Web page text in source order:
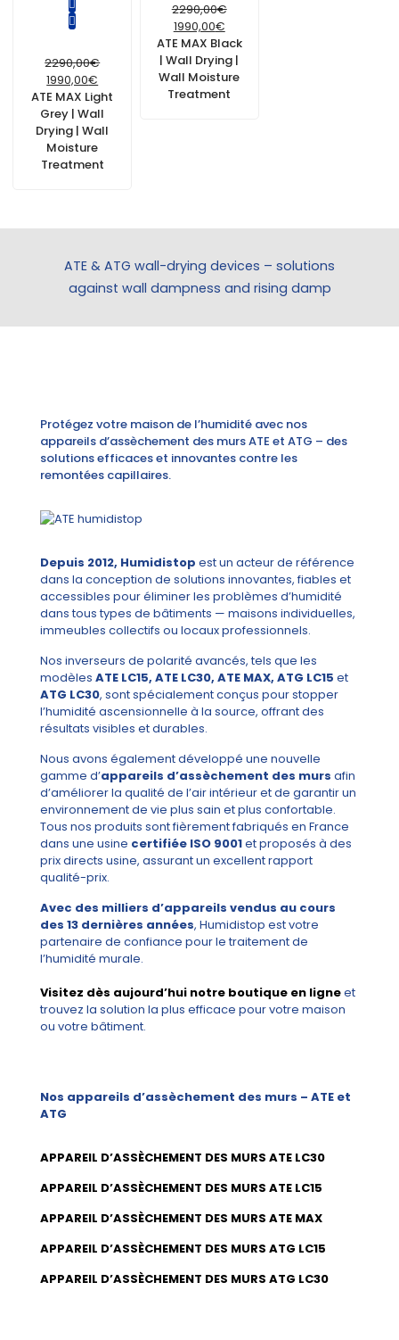
2290,00€
1990,00€
ATE MAX Light
Grey | Wall
Drying | Wall
Moisture
Treatment
2290,00€
1990,00€
ATE MAX Black
| Wall Drying |
Wall Moisture
Treatment
ATE & ATG wall-drying devices – solutions
against wall dampness and rising damp
Protégez votre maison de l’humidité avec nos
appareils d’assèchement des murs ATE et ATG – des
solutions efficaces et innovantes contre les
remontées capillaires.
Depuis 2012, Humidistop est un acteur de référence
dans la conception de solutions innovantes, fiables et
accessibles pour éliminer les problèmes d’humidité
dans tous types de bâtiments — maisons individuelles,
immeubles collectifs ou locaux professionnels.
Nos inverseurs de polarité avancés, tels que les
modèles ATE LC15, ATE LC30, ATE MAX, ATG LC15 et
ATG LC30, sont spécialement conçus pour stopper
l’humidité ascensionnelle à la source, offrant des
résultats visibles et durables.
Nous avons également développé une nouvelle
gamme d’appareils d’assèchement des murs afin
d’améliorer la qualité de l’air intérieur et de garantir un
environnement de vie plus sain et plus confortable.
Tous nos produits sont fièrement fabriqués en France
dans une usine certifiée ISO 9001et proposés à des
prix directs usine, assurant un excellent rapport
qualité-prix.
Avec des milliers d’appareils vendus au cours
des 13 dernières années, Humidistop est votre
partenaire de confiance pour le traitement de
l’humidité murale.
Visitez dès aujourd’hui notre boutique en ligneet
trouvez la solution la plus efficace pour votre maison
ou votre bâtiment.
Nos appareils d’assèchement des murs – ATE et
ATG
APPAREIL D’ASSÈCHEMENT DES MURS ATE LC30
APPAREIL D’ASSÈCHEMENT DES MURS ATE LC15
APPAREIL D’ASSÈCHEMENT DES MURS ATE MAX
APPAREIL D’ASSÈCHEMENT DES MURS ATG LC15
APPAREIL D’ASSÈCHEMENT DES MURS ATG LC30